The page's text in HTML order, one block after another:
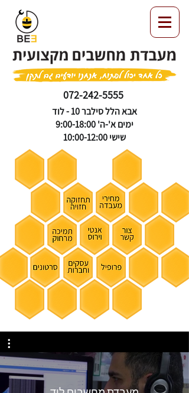
072-242-5555
אבא הלל סילבר 10 - לוד
ימים א'-ה' 9:00-18:00
שישי 10:00-12:00